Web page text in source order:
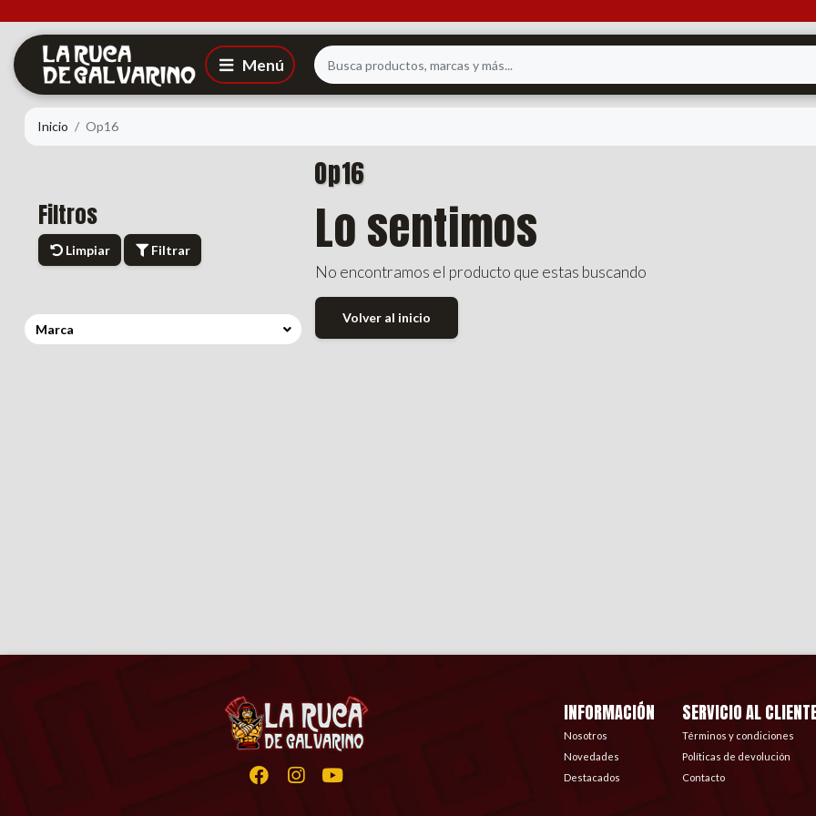
Inicio Op16
Op16
Filtros
Limpiar Filtrar
Marca
Lo sentimos
No encontramos el producto que estas buscando
Volver al inicio
INFORMACIÓN
Nosotros
Novedades
Destacados
SERVICIO AL
Términos y condiciones
Políticas de devolución
Contacto